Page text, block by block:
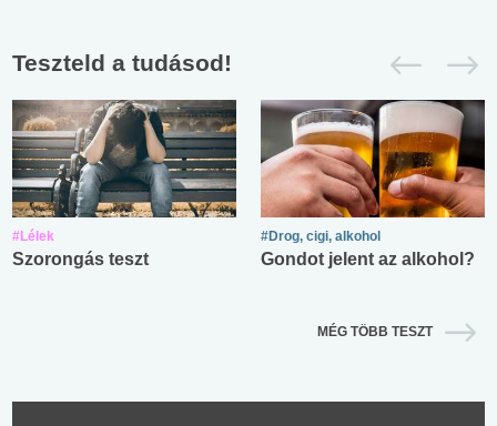
Teszteld a tudásod!
#Lélek
Szorongás teszt
#Drog, cigi, alkohol
Gondot jelent az alkohol?
MÉG TÖBB TESZT